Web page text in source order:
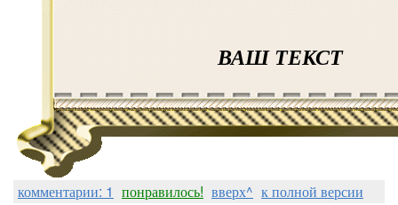
ВАШ ТЕКСТ
комментарии: 1 понравилось! вверх^ к полной версии